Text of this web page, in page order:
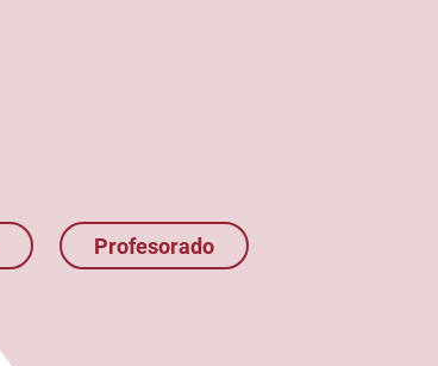
Profesorado